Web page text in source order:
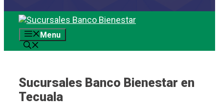
Saltar
contenidoMenu
Sucursales Banco Bienestar en
Tecuala